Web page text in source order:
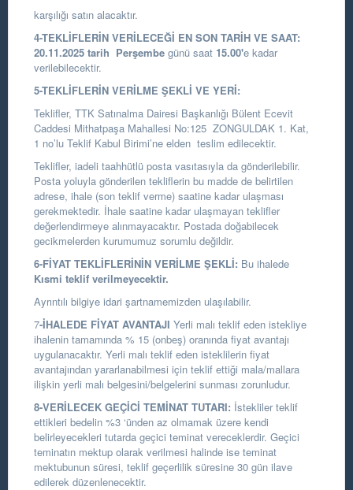
karşılığı satın alacaktır.
4-TEKLİFLERİN VERİLECEĞİ EN SON TARİH VE SAAT:
20.11.2025 tarih Perşembe günü saat 15.00'e kadar
verilebilecektir.
5-TEKLİFLERİN VERİLME ŞEKLİ VE YERİ:
Teklifler, TTK Satınalma Dairesi Başkanlığı Bülent Ecevit
Caddesi Mithatpaşa Mahallesi No:125 ZONGULDAK 1. Kat,
1 no’lu Teklif Kabul Birimi’ne elden teslim edilecektir.
Teklifler, iadeli taahhütlü posta vasıtasıyla da gönderilebilir.
Posta yoluyla gönderilen tekliflerin bu madde de belirtilen
adrese, ihale (son teklif verme) saatine kadar ulaşması
gerekmektedir. İhale saatine kadar ulaşmayan teklifler
değerlendirmeye alınmayacaktır. Postada doğabilecek
gecikmelerden kurumumuz sorumlu değildir.
6-FİYAT TEKLİFLERİNİN VERİLME ŞEKLİ: Bu ihalede
Kısmi teklif verilmeyecektir.
Ayrıntılı bilgiye idari şartnamemizden ulaşılabilir.
7-İHALEDE FİYAT AVANTAJI Yerli malı teklif eden istekliye
ihalenin tamamında % 15 (onbeş) oranında fiyat avantajı
uygulanacaktır. Yerli malı teklif eden isteklilerin fiyat
avantajından yararlanabilmesi için teklif ettiği mala/mallara
ilişkin yerli malı belgesini/belgelerini sunması zorunludur.
8-VERİLECEK GEÇİCİ TEMİNAT TUTARI: İstekliler teklif
ettikleri bedelin %3 ‘ünden az olmamak üzere kendi
belirleyecekleri tutarda geçici teminat vereceklerdir. Geçici
teminatın mektup olarak verilmesi halinde ise teminat
mektubunun süresi, teklif geçerlilik süresine 30 gün ilave
edilerek düzenlenecektir.